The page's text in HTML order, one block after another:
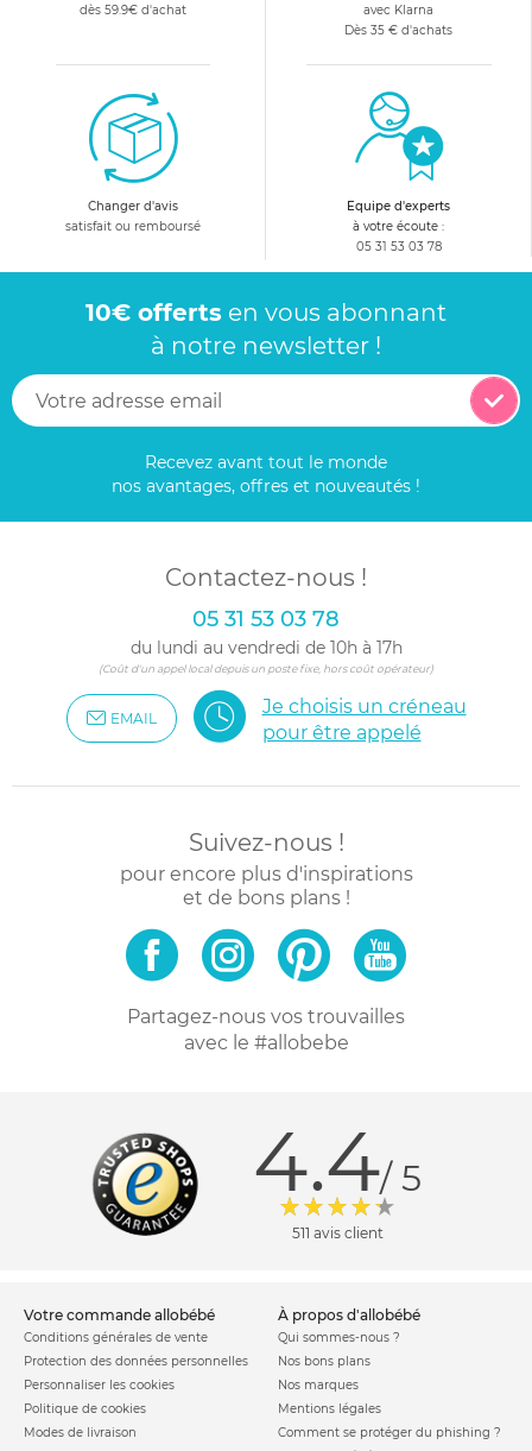
dès 59.9€ d'achat
avec Klarna
Dès 35 € d'achats
Changer d'avis
satisfait ou remboursé
Equipe d'experts
à votre écoute :
05 31 53 03 78
10€ offerts en vous abonnant
à notre newsletter !
Recevez avant tout le monde
nos avantages, offres et nouveautés !
Contactez-nous !
05 31 53 03 78
du lundi au vendredi de 10h à 17h
(Coût d'un appel local depuis un poste fixe, hors coût opérateur)
EMAIL
Je choisis un créneau
pour être appelé
Suivez-nous !
pour encore plus d'inspirations
et de bons plans !
Partagez-nous vos trouvailles
avec le #allobebe
4.4/ 5
511 avis client
votre commande allobébé
Conditions générales de vente
Protection des données personnelles
Personnaliser les cookies
Politique de cookies
Modes de livraison
à propos d'allobébé
Qui sommes-nous ?
Nos bons plans
Nos marques
Mentions légales
Comment se protéger du phishing ?